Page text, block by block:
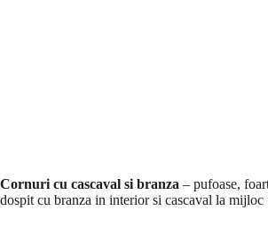
Cornuri cu cascaval si branza – pufoase,
dospit cu branza in interior si cascaval la mijloc